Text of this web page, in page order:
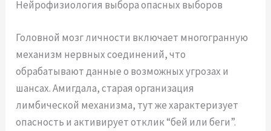
Нейрофизиология выбора опасных выборов
Головной мозг личности включает многогранную
механизм нервных соединений, что
обрабатывают данные о возможных угрозах и
шансах. Амигдала, старая организация
лимбической механизма, тут же характеризует
опасность и активирует отклик “бей или беги”.